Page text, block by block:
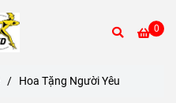
0
/ Hoa Tặng Người Yêu